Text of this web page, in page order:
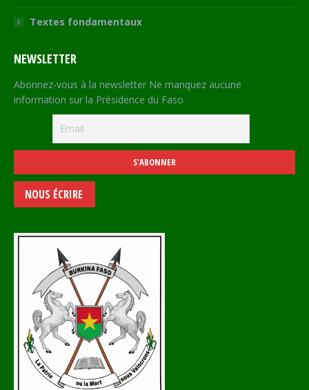
Textes fondamentaux
NEWSLETTER
Abonnez-vous à la newsletter Ne manquez aucune
information sur la Présidence du Faso
NOUS ÉCRIRE